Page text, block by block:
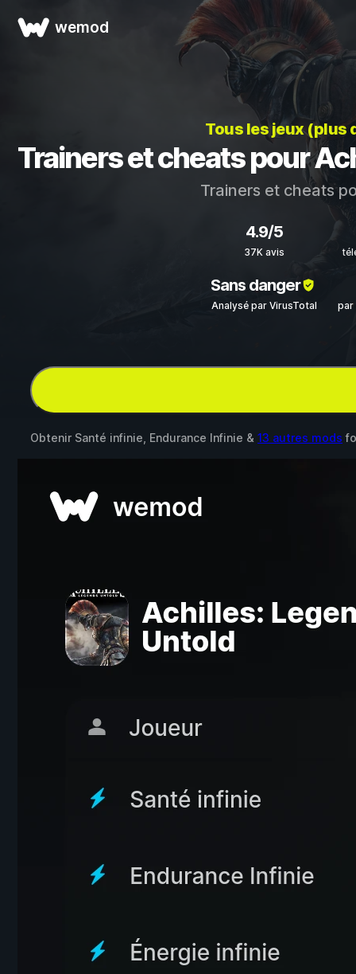
wemod
Tous les jeux (plus
Trainers et cheats pour
Trainers et cheats
4.9/5
37K avis
Sans danger
Analysé par VirusTotal par
Obtenir Santé infinie, Endurance Infinie & 13 autres mods